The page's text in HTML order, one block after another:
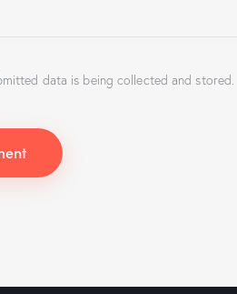
data is being collected and stored.